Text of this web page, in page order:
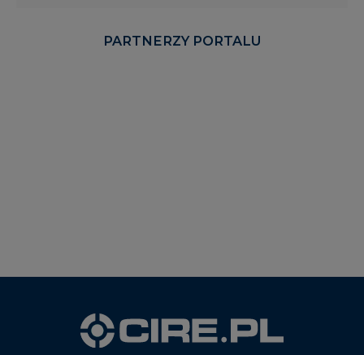
PARTNERZY PORTALU